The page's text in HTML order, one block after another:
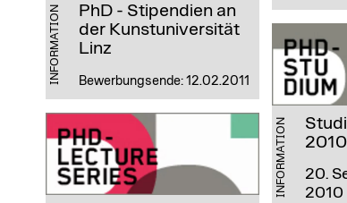
INFORMATION
PhD - Stipendien an
der Kunstuniversität
Linz
Bewerbungsende: 12.02.2011
INFORMATION
20.
2010